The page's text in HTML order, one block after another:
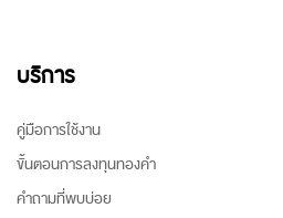
บริการ
คู่มือการใช้งาน
ขั้นตอนการลงทุนทองคำ
คำถามที่พบบ่อย